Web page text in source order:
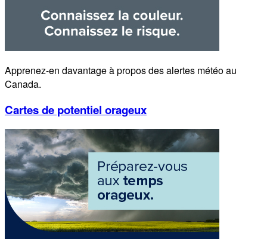
Apprenez-en davantage à propos des alertes météo au
Canada.
Cartes de potentiel orageux